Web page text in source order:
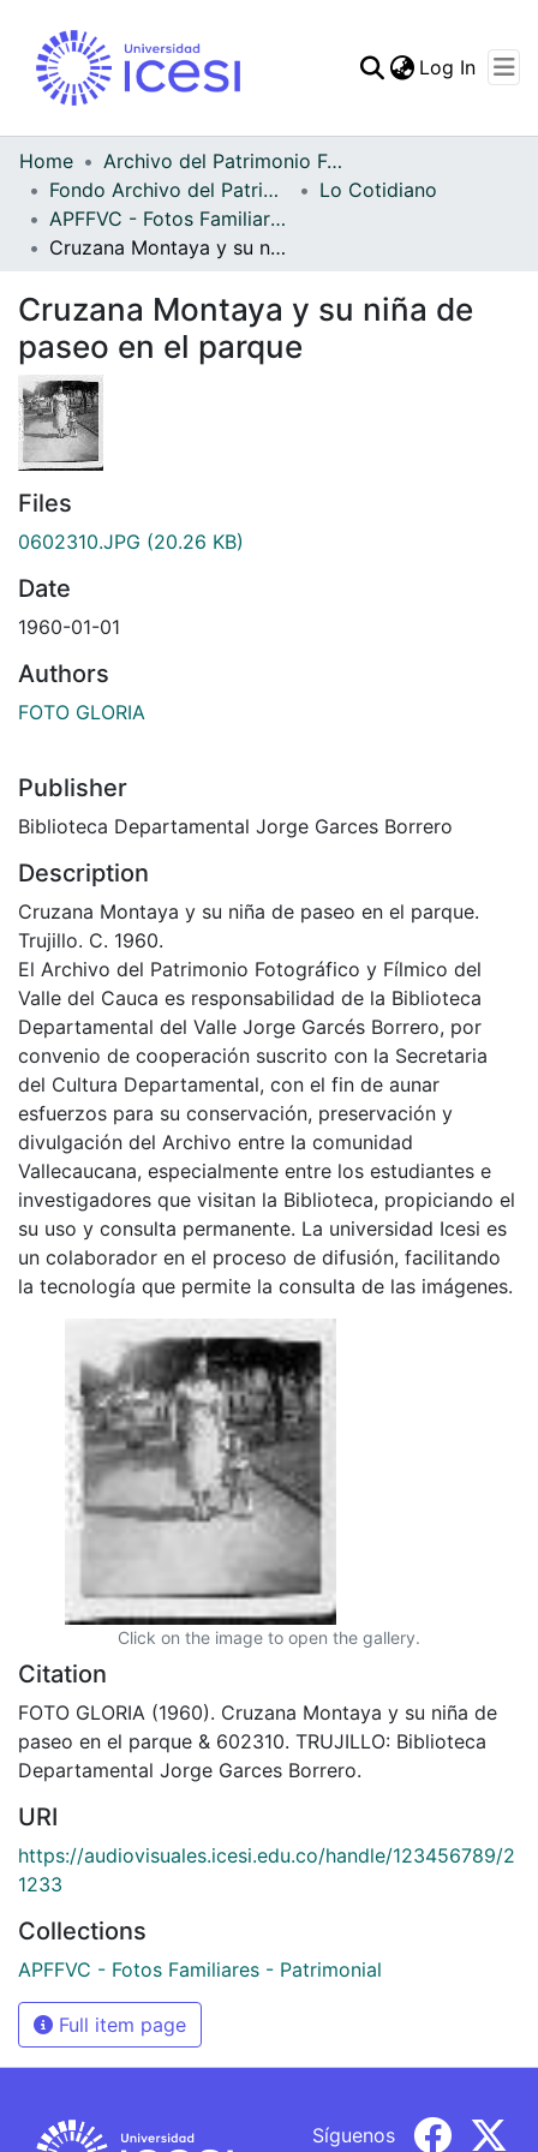
Statistics
Log In
Home
Archivo del Patrimonio Fotográfico y Fílmico del Valle del Cauca
Fondo Archivo del Patrimonio Fotográfico y Fílmico del Valle del Cauca
Lo Cotidiano
APFFVC - Fotos Familiares - Patrimonial
Cruzana Montaya y su niña de paseo en el parque
Cruzana Montaya y su niña de
paseo en el parque
Files
0602310.JPG (20.26 KB)
Date
1960-01-01
Authors
FOTO GLORIA
Publisher
Biblioteca Departamental Jorge Garces Borrero
Description
Cruzana Montaya y su niña de paseo en el parque.
Trujillo. C. 1960.
El Archivo del Patrimonio Fotográfico y Fílmico del
Valle del Cauca es responsabilidad de la Biblioteca
Departamental del Valle Jorge Garcés Borrero, por
convenio de cooperación suscrito con la Secretaria
del Cultura Departamental, con el fin de aunar
esfuerzos para su conservación, preservación y
divulgación del Archivo entre la comunidad
Vallecaucana, especialmente entre los estudiantes e
investigadores que visitan la Biblioteca, propiciando el
su uso y consulta permanente. La universidad Icesi es
un colaborador en el proceso de difusión, facilitando
la tecnología que permite la consulta de las imágenes.
Click on the image to open the gallery.
Citation
FOTO GLORIA (1960). Cruzana Montaya y su niña de
paseo en el parque & 602310. TRUJILLO: Biblioteca
Departamental Jorge Garces Borrero.
URI
https://audiovisuales.icesi.edu.co/handle/123456789/2
1233
Collections
APFFVC - Fotos Familiares - Patrimonial
Full item page
Síguenos